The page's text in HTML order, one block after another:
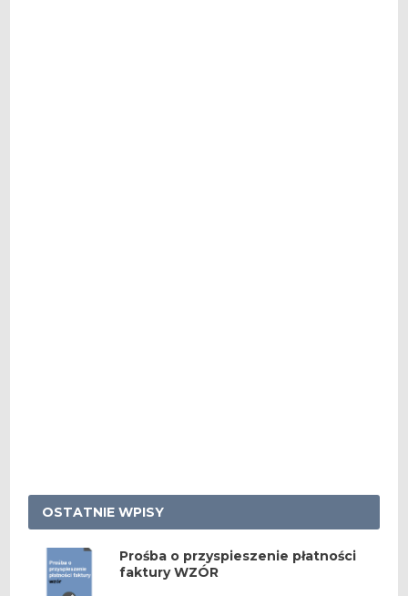
OSTATNIE WPISY
Prośba o przyspieszenie płatności
faktury WZÓR